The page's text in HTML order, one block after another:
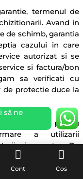
termenul de
Avand in
de schimb, garantia
cazului in care
autorizat si se
si factura/bon
sa verificati cu
de protectie duce la
pentru
a utilizarii
incorecte. De
care prezinta
ciobituri,
Cont Cos
să ne